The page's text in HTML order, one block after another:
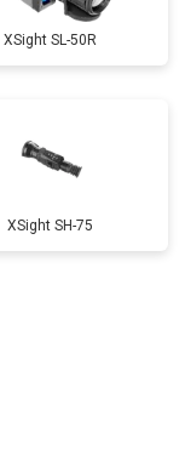
XSight SL-50R
XSight SH-75